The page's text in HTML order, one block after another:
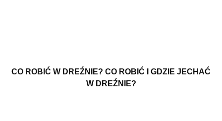
CO ROBIĆ W DREŹNIE? CO ROBIĆ I GDZIE JECHAĆ
W DREŹNIE?